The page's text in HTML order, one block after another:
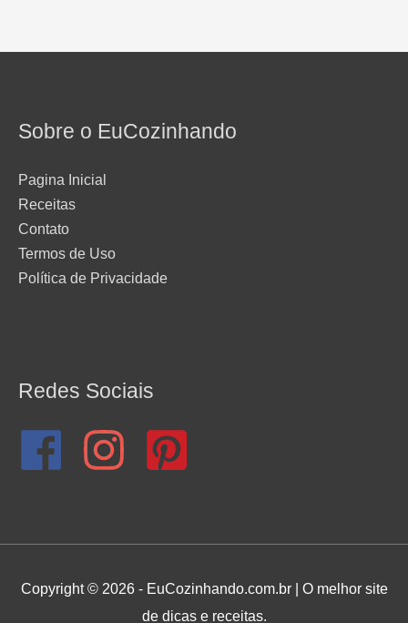
Sobre o EuCozinhando
Pagina Inicial
Receitas
Contato
Termos de Uso
Política de Privacidade
Redes Sociais
Copyright © 2026 - EuCozinhando.com.br | O melhor site
de dicas e receitas.